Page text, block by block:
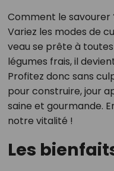
Comment le savourer
Variez les modes de
veau se prête à
légumes frais, il
Profitez donc sans
pour construire, jour
saine et gourmande.
notre vitalité !
Les